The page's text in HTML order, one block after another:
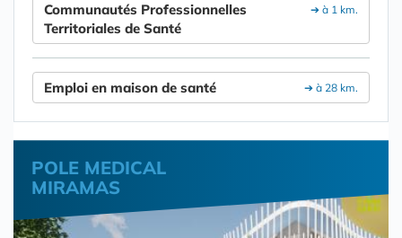
➔ à 1 km.
Communautés Professionnelles
Territoriales de Santé
➔ à 28 km.
Emploi en maison de santé
POLE MEDICAL
MIRAMAS